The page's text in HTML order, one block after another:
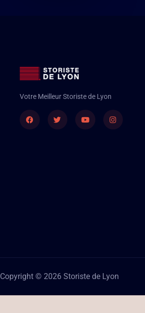
Votre Meilleur Storiste de Lyon
FacebookTwitter YoutubeInstagram
Copyright © 2026 Storiste de Lyon